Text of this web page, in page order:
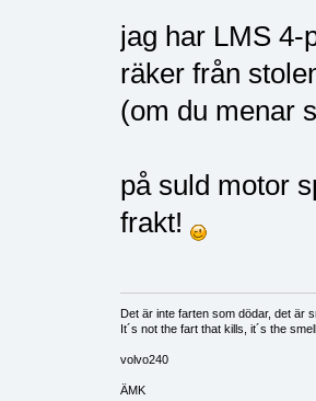
jag har LMS 4-
räker från
(om du menar
på suld motor
frakt!
Det är inte farten som dödar, det är
It´s not the fart that kills, it´s the
volvo240
ÄMK